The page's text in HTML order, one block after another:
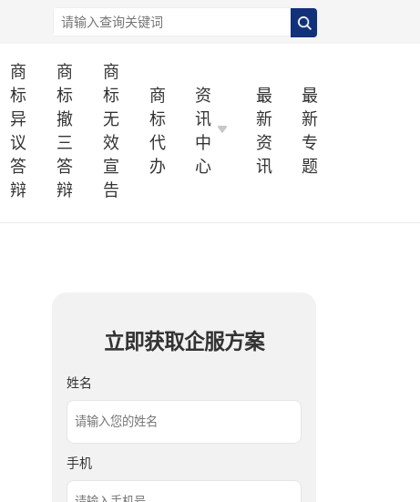
商
标
异
议
答
辩
商
标
撤
三
答
辩
商
标
无
效
宣
告
商
标
代
办
资
讯
中
心
最
新
资
讯
最
新
专
题
立即获取企服方案
姓名
手机